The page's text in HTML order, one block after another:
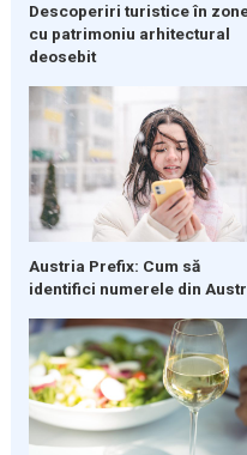
Descoperiri turistice în
cu patrimoniu arhitectural
deosebit
Austria Prefix: Cum să
identifici numerele din